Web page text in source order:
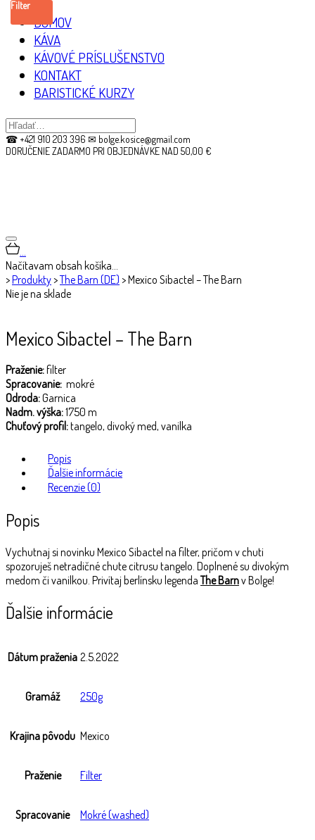
DOMOV
KÁVA
KÁVOVÉ PRÍSLUŠENSTVO
KONTAKT
BARISTICKÉ KURZY
☎ +421 910 203 396 ✉ bolge.kosice@gmail.com
DORUČENIE ZADARMO PRI OBJEDNÁVKE NAD 50,00 €
…
Načítavam obsah košíka…
>Produkty>The Barn (DE) >Mexico Sibactel – The Barn
Nie je na sklade
Filter
Mexico Sibactel – The Barn
Praženie:filter
Spracovanie: mokré
Odroda:Garnica
Nadm. výška:1750 m
Chuťový profil:tangelo, divoký med, vanilka
Popis
Ďalšie informácie
Recenzie (0)
Popis
Vychutnaj si novinku Mexico Sibactel na filter, pričom v chuti
spozoruješ netradičné chute citrusu tangelo. Doplnené su divokým
medom či vanilkou. Privítaj berlínsku legenda The Barnv Bolge!
Ďalšie informácie
Dátum praženia 2.5.2022
Gramáž 250g
Krajina pôvodu Mexico
Praženie Filter
Spracovanie Mokré (washed)